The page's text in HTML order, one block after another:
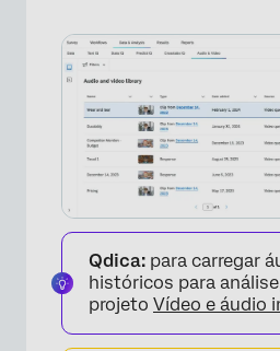
Compartilhamento e
Destaque Reel
Respostas de vídeo na
Geração de links de vídeo
Qdica: para carregar
históricos para
projeto Vídeo e áudio